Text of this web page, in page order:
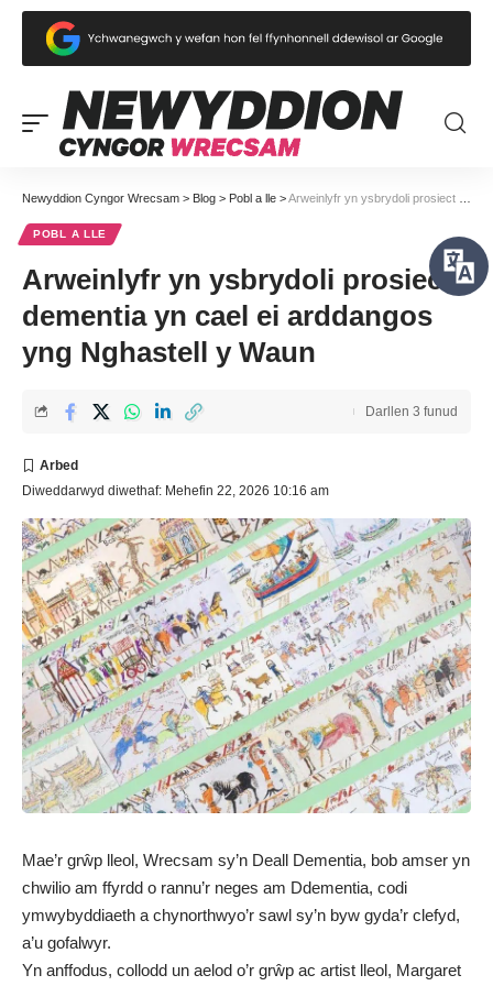
Newyddion Cyngor Wrecsam > Blog > Pobl a lle >Arweinlyfr yn ysbrydoli prosiect dementia yn cael ei arddangos yng Nghastell y Waun
POBL A LLE
Arweinlyfr yn ysbrydoli prosiect
dementia yn cael ei arddangos
yng Nghastell y Waun
Diweddarwyd diwethaf: Mehefin 22, 2026 10:16 am
Darllen 3 funud
Mae’r grŵp lleol, Wrecsam sy’n Deall Dementia, bob amser yn
chwilio am ffyrdd o rannu’r neges am Ddementia, codi
ymwybyddiaeth a chynorthwyo’r sawl sy’n byw gyda’r clefyd,
a’u gofalwyr.
Yn anffodus, collodd un aelod o’r grŵp ac artist lleol, Margaret